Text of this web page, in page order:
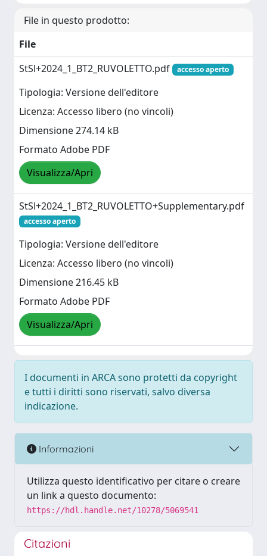
File in questo prodotto:
File
StSl+2024_1_BT2_RUVOLETTO.pdf
accesso aperto
Tipologia: Versione dell'editore
Licenza: Accesso libero (no vincoli)
Dimensione 274.14 kB
Formato Adobe PDF
Visualizza/Apri
StSl+2024_1_BT2_RUVOLETTO+Supplementary.pdf
accesso aperto
Tipologia: Versione dell'editore
Licenza: Accesso libero (no vincoli)
Dimensione 216.45 kB
Formato Adobe PDF
Visualizza/Apri
I documenti in ARCA sono protetti da copyright
e tutti i diritti sono riservati, salvo diversa
indicazione.
Informazioni
Utilizza questo identificativo per citare o creare
un link a questo documento:
https://hdl.handle.net/10278/5069541
Citazioni